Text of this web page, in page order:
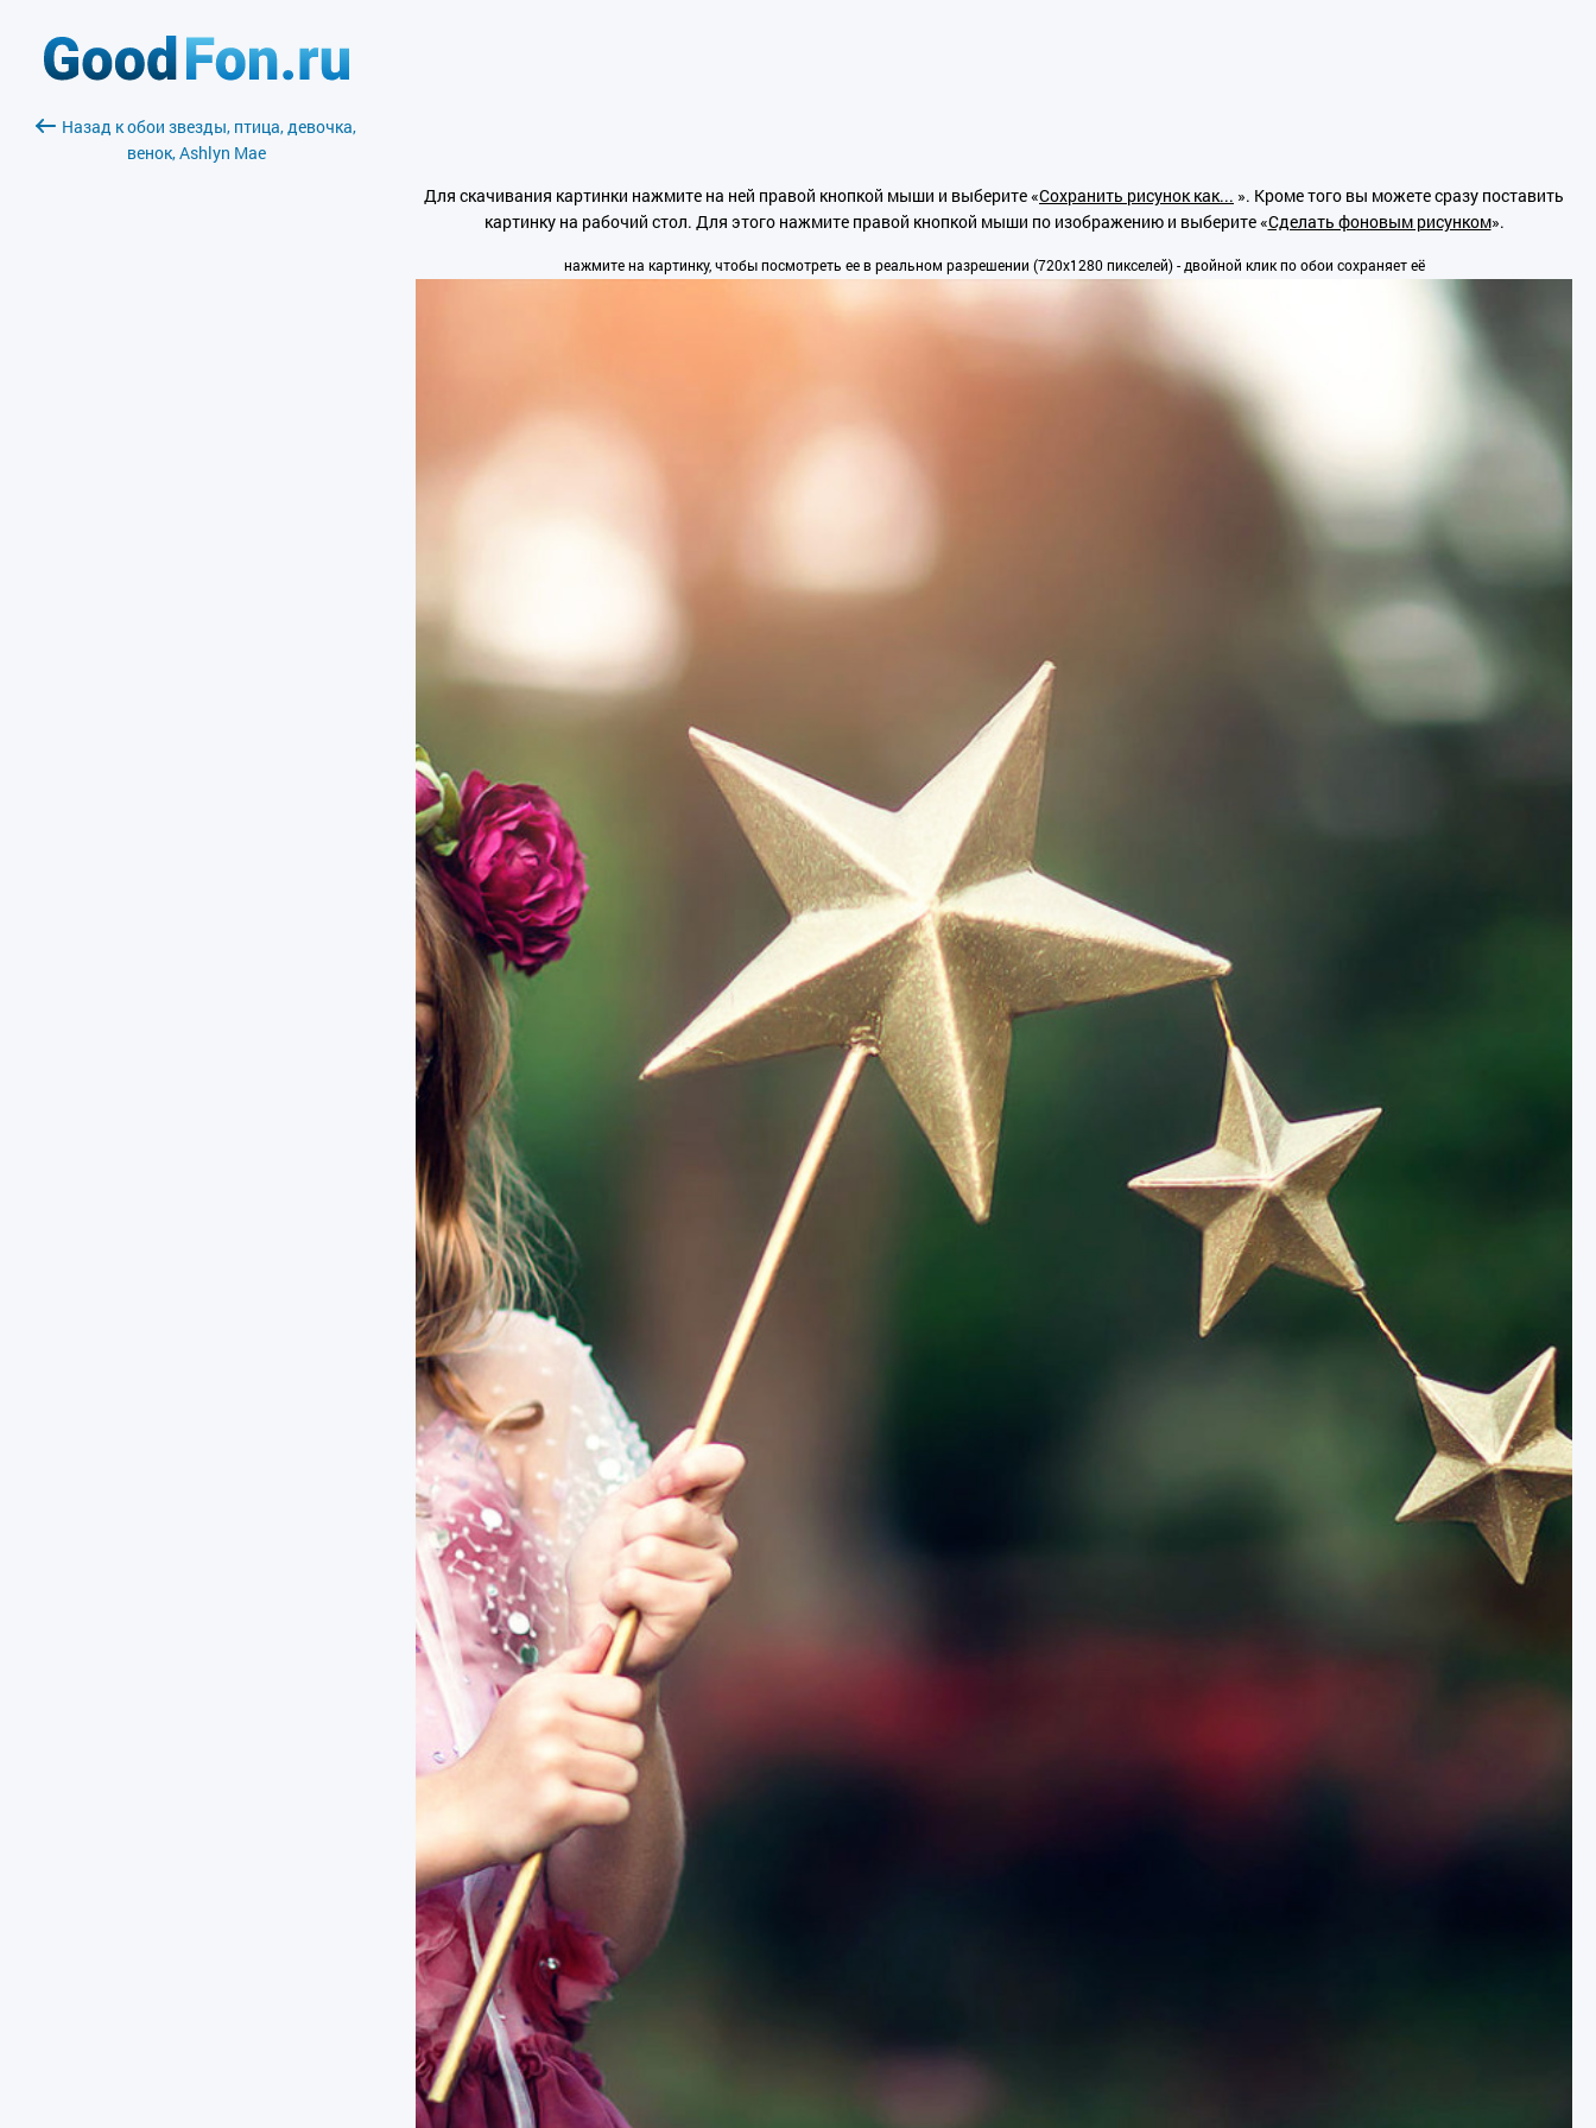
Назад к обои звезды, птица, девочка,
венок, Ashlyn Mae
Для скачивания картинки нажмите на ней правой кнопкой мыши и выберите «Сохранить рисунок как... ». Кроме того вы можете сразу поставить
картинку на рабочий стол. Для этого нажмите правой кнопкой мыши по изображению и выберите «Сделать фоновым рисунком».
нажмите на картинку, чтобы посмотреть ее в реальном разрешении (720x1280 пикселей) - двойной клик по обои сохраняет её